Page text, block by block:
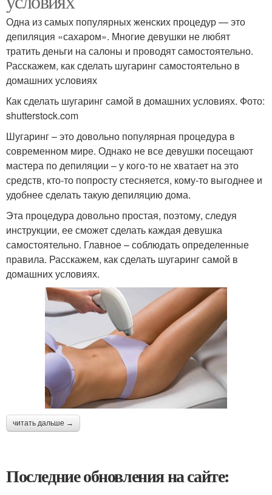
Одна из самых популярных женских процедур — это
депиляция «сахаром». Многие девушки не любят
тратить деньги на салоны и проводят самостоятельно.
Расскажем, как сделать шугаринг самостоятельно в
домашних условиях
Как сделать шугаринг самой в домашних условиях. Фото:
shutterstock.com
Шугаринг – это довольно популярная процедура в
современном мире. Однако не все девушки посещают
мастера по депиляции – у кого-то не хватает на это
средств, кто-то попросту стесняется, кому-то выгоднее и
удобнее сделать такую депиляцию дома.
Эта процедура довольно простая, поэтому, следуя
инструкции, ее сможет сделать каждая девушка
самостоятельно. Главное – соблюдать определенные
правила. Расскажем, как сделать шугаринг самой в
домашних условиях.
читать дальше →
Последние обновления на сайте: